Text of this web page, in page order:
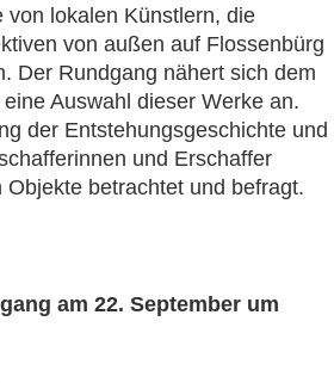
von lokalen Künstlern, die
von außen auf Flossenbürg
Der Rundgang nähert sich dem
Auswahl dieser Werke an.
der Entstehungsgeschichte und
und Erschaffer
betrachtet und befragt.
am 22. September um